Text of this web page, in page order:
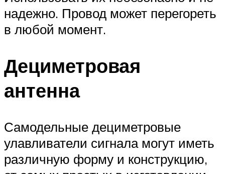
надежно. Провод может перегореть
в любой момент.
Дециметровая
антенна
Самодельные дециметровые
улавливатели сигнала могут иметь
различную форму и конструкцию,